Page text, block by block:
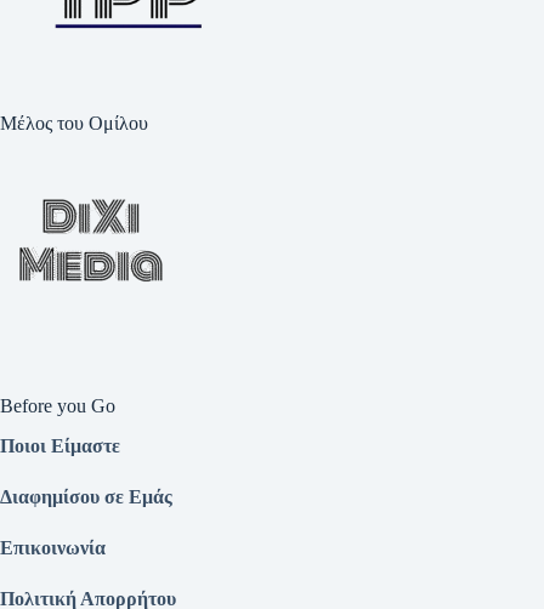
Μέλος του Ομίλου
Before you Go
Ποιοι Είμαστε
Διαφημίσου σε Εμάς
Επικοινωνία
Πολιτική Απορρήτου